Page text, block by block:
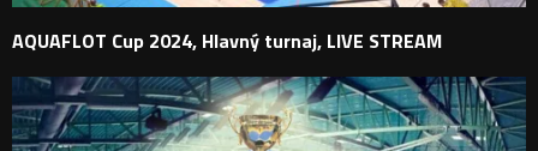
AQUAFLOT Cup 2024, Hlavný turnaj, LIVE STREAM